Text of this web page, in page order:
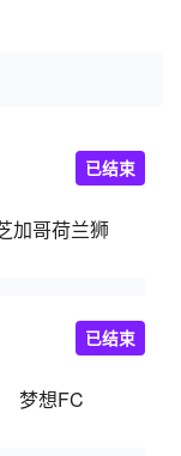
加哥荷兰狮
已结束
梦想FC
已结束